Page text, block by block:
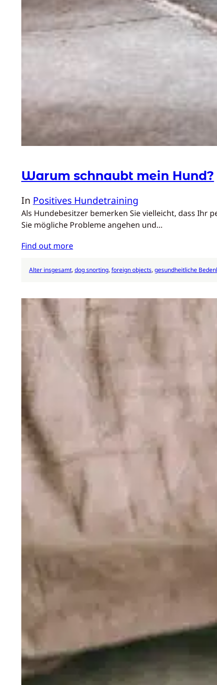
Warum schnaubt mein Hund?
In Positives Hundetraining
Als Hundebesitzer bemerken Sie vielleicht, dass Ihr
Sie mögliche Probleme angehen und…
Find out more
Alter insgesamt, dog snorting, foreign objects, gesundheitliche